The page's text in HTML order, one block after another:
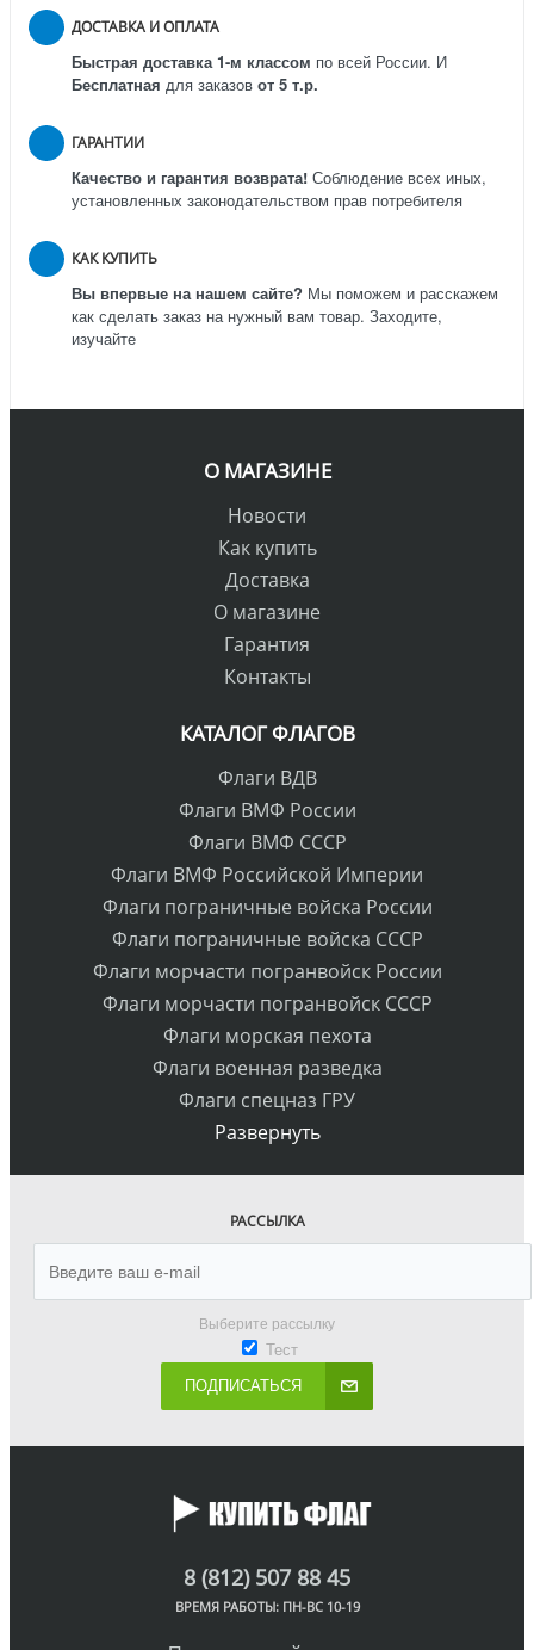
ДОСТАВКА И ОПЛАТА
Быстрая доставка 1-м классом по всей России. И
Бесплатная для заказов от 5 т.р.
ГАРАНТИИ
Качество и гарантия возврата! Соблюдение всех иных,
установленных законодательством прав потребителя
КАК КУПИТЬ
Вы впервые на нашем сайте? Мы поможем и расскажем
как сделать заказ на нужный вам товар. Заходите,
изучайте
О МАГАЗИНЕ
Новости
Как купить
Доставка
О магазине
Гарантия
Контакты
КАТАЛОГ ФЛАГОВ
Флаги ВДВ
Флаги ВМФ России
Флаги ВМФ СССР
Флаги ВМФ Российской Империи
Флаги пограничные войска России
Флаги пограничные войска СССР
Флаги морчасти погранвойск России
Флаги морчасти погранвойск СССР
Флаги морская пехота
Флаги военная разведка
Флаги спецназ ГРУ
Развернуть
РАССЫЛКА
Выберите рассылку
Тест
ПОДПИСАТЬСЯ
8 (812) 507 88 45
ВРЕМЯ РАБОТЫ: ПН-ВС 10-19